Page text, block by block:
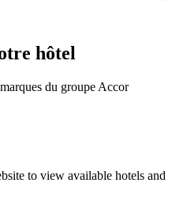
hôtel
du groupe Accor
to view available hotels and